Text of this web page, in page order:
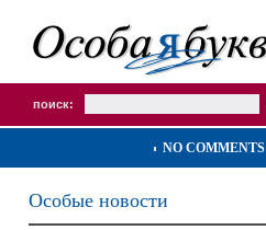
поиск:
NO COMMENTS
Особые новости